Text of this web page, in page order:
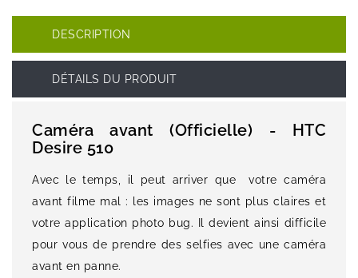
DESCRIPTION
DÉTAILS DU PRODUIT
Caméra avant (Officielle) - HTC
Desire 510
Avec le temps, il peut arriver que votre caméra
avant filme mal : les images ne sont plus claires et
votre application photo bug. Il devient ainsi difficile
pour vous de prendre des selfies avec une caméra
avant en panne.